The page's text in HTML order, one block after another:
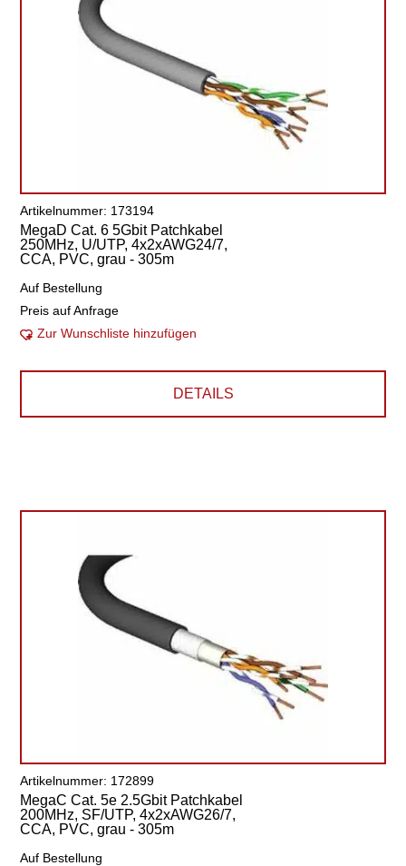
Artikelnummer: 173194
MegaD Cat. 6 5Gbit Patchkabel
250MHz, U/UTP, 4x2xAWG24/7,
CCA, PVC, grau - 305m
Auf Bestellung
Preis auf Anfrage
Zur Wunschliste hinzufügen
DETAILS
Artikelnummer: 172899
MegaC Cat. 5e 2.5Gbit Patchkabel
200MHz, SF/UTP, 4x2xAWG26/7,
CCA, PVC, grau - 305m
Auf Bestellung